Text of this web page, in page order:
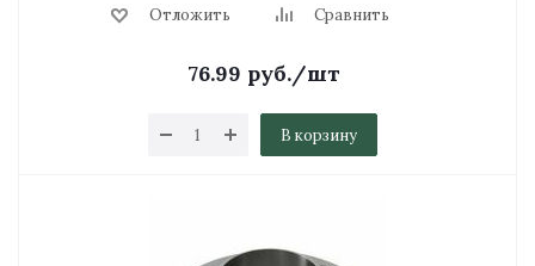
Отложить Сравнить
76.99 руб./шт
В корзину